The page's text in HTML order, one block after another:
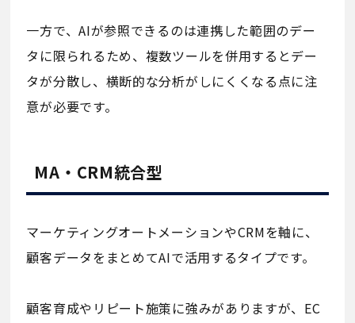
一方で、AIが参照できるのは連携した範囲のデー
タに限られるため、複数ツールを併用するとデー
タが分散し、横断的な分析がしにくくなる点に注
意が必要です。
MA・CRM統合型
マーケティングオートメーションやCRMを軸に、
顧客データをまとめてAIで活用するタイプです。
顧客育成やリピート施策に強みがありますが、EC